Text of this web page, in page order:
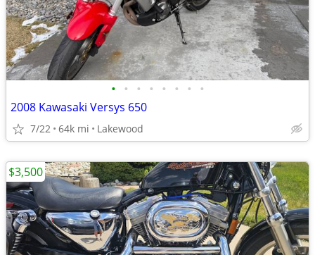
• • • • • • • •
2008 Kawasaki Versys 650
7/22 64k mi Lakewood
$3,500